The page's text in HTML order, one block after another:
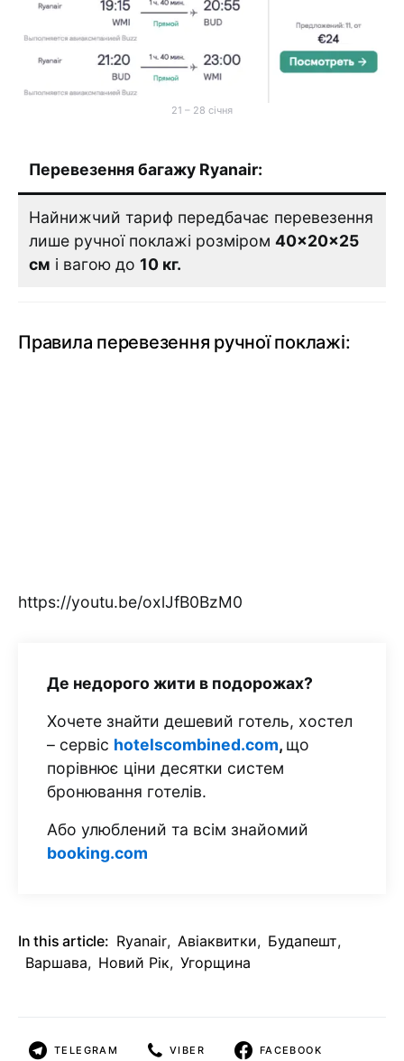
21 – 28 січня
Перевезення багажу Ryanair:
Найнижчий тариф передбачає перевезення
лише ручної поклажі розміром 40×20×25
см і вагою до 10 кг.
Правила перевезення ручної поклажі:
https://youtu.be/oxlJfB0BzM0
Де недорого жити в подорожах?
Хочете знайти дешевий готель, хостел
– сервіс hotelscombined.com, що
порівнює ціни десятки систем
бронювання готелів.
Або улюблений та всім знайомий
booking.com
In this article: Ryanair, Авіаквитки, Будапешт,
Варшава, Новий Рік, Угорщина
TELEGRAM VIBER FACEBOOK